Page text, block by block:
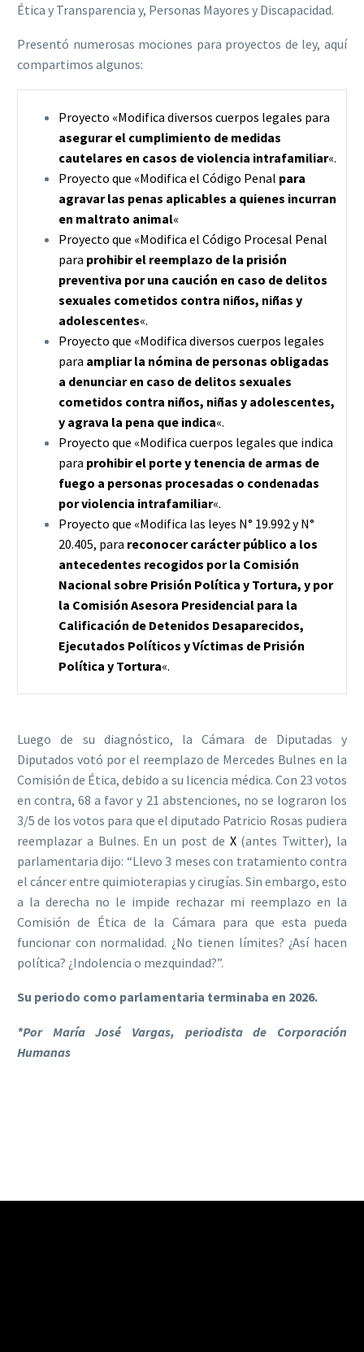
Ética y Transparencia y, Personas Mayores y Discapacidad.
Presentó numerosas mociones para proyectos de ley, aquí
compartimos algunos:
Proyecto «Modifica diversos cuerpos legales para
asegurar el cumplimiento de medidas
cautelares en casos de violencia intrafamiliar«.
Proyecto que «Modifica el Código Penal para
agravar las penas aplicables a quienes incurran
en maltrato animal«
Proyecto que «Modifica el Código Procesal Penal
para prohibir el reemplazo de la prisión
preventiva por una caución en caso de delitos
sexuales cometidos contra niños, niñas y
adolescentes«.
Proyecto que «Modifica diversos cuerpos legales
para ampliar la nómina de personas obligadas
a denunciar en caso de delitos sexuales
cometidos contra niños, niñas y adolescentes,
y agrava la pena que indica«.
Proyecto que «Modifica cuerpos legales que indica
para prohibir el porte y tenencia de armas de
fuego a personas procesadas o condenadas
por violencia intrafamiliar«.
Proyecto que «Modifica las leyes N° 19.992 y N°
20.405, para reconocer carácter público a los
antecedentes recogidos por la Comisión
Nacional sobre Prisión Política y Tortura, y por
la Comisión Asesora Presidencial para la
Calificación de Detenidos Desaparecidos,
Ejecutados Políticos y Víctimas de Prisión
Política y Tortura«.
Luego de su diagnóstico, la Cámara de Diputadas y
Diputados votó por el reemplazo de Mercedes Bulnes en la
Comisión de Ética, debido a su licencia médica. Con 23 votos
en contra, 68 a favor y 21 abstenciones, no se lograron los
3/5 de los votos para que el diputado Patricio Rosas pudiera
reemplazar a Bulnes. En un post de X(antes Twitter), la
parlamentaria dijo: “Llevo 3 meses con tratamiento contra
el cáncer entre quimioterapias y cirugías. Sin embargo, esto
a la derecha no le impide rechazar mi reemplazo en la
Comisión de Ética de la Cámara para que esta pueda
funcionar con normalidad. ¿No tienen límites? ¿Así hacen
política? ¿Indolencia o mezquindad?”.
Su periodo como parlamentaria terminaba en 2026.
*Por María José Vargas, periodista de Corporación
Humanas